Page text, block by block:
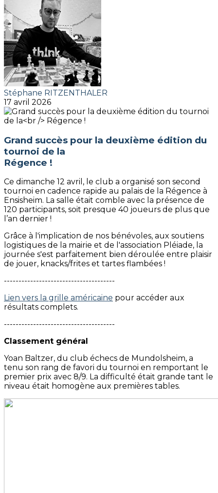
Stéphane RITZENTHALER
17 avril 2026
Grand succès pour la deuxième édition du
tournoi de la
Régence !
Ce dimanche 12 avril, le club a organisé son second
tournoi en cadence rapide au palais de la Régence à
Ensisheim. La salle était comble avec la présence de
120 participants, soit presque 40 joueurs de plus que
l’an dernier !
Grâce à l'implication de nos bénévoles, aux soutiens
logistiques de la mairie et de l'association Pléiade, la
journée s'est parfaitement bien déroulée entre plaisir
de jouer, knacks/frites et tartes flambées !
--------------------------------------
Lien vers la grille américaine pour accéder aux
résultats complets.
--------------------------------------
Classement général
Yoan Baltzer, du club échecs de Mundolsheim, a
tenu son rang de favori du tournoi en remportant le
premier prix avec 8/9. La difficulté était grande tant le
niveau était homogène aux premières tables.